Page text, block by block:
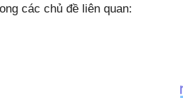
các chủ đề liên quan: